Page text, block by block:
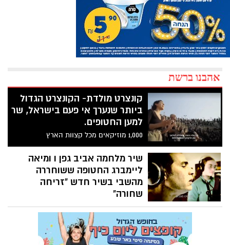
אהבנו ברשת
קונצרט מולדת- הקונצרט הגדול
ביותר שנערך אי פעם בישראל, שר
למען החטופים.
1,000 מוזיקאים מכל קצוות הארץ
באמפיתיאטרון קיסריה ובהשתתפות משפחות
החטופים, בזעקה המונית אל העולם להחזרת
Yarom Eventmaker עיבוד מוזיקלי: ערן
שיר מלחמה אביב גפן ו ומיאה
ליימברג החטופה ששוחררה
מהשבי בשיר חדש "זריחה
שחורה"
‏אביב גפן מוציא הבוקר שיר יחד עם ומיאה
ליימברג מוזיקאית בת 17 ששוחררה מהשבי
בעזה לאחר 53 ימים. שניהם מופיעים יחד
בשיר חדש בשם "זריחה שחורה" שמתאר את